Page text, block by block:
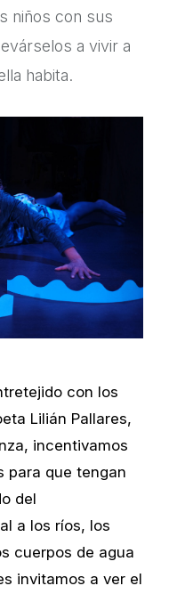
niños con sus
a vivir a
habita.
con los
Lilián Pallares,
incentivamos
para que tengan
del
a los ríos, los
cuerpos de agua
invitamos a ver el